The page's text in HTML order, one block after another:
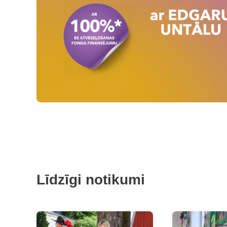
Līdzīgi notikumi